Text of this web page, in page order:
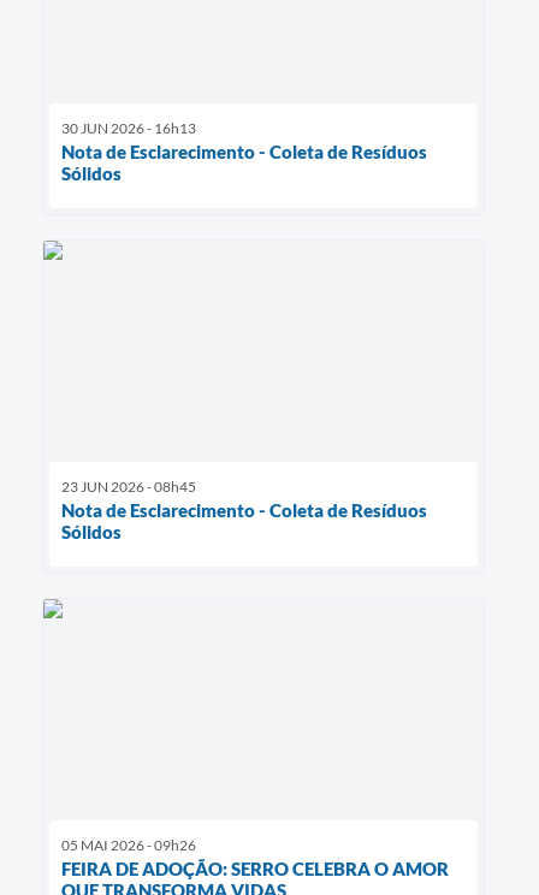
30 JUN 2026 - 16h13
Nota de Esclarecimento - Coleta de Resíduos
Sólidos
23 JUN 2026 - 08h45
Nota de Esclarecimento - Coleta de Resíduos
Sólidos
05 MAI 2026 - 09h26
FEIRA DE ADOÇÃO: SERRO CELEBRA O AMOR
QUE TRANSFORMA VIDAS